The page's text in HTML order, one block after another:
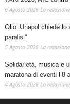
6 Agosto 2026 La redazione
Olio: Unapol chiede lo
paralisi”
5 Agosto 2026 La redazione
Solidarietà, musica e
maratona di eventi l’8
4 Agosto 2026 La redazione